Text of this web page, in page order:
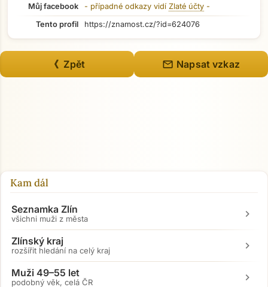
Můj facebook - případné odkazy vidí Zlaté účty -
Tento profil
https://znamost.cz/?id=624076
《 Zpět mail Napsat vzkaz
Kam dál
Seznamka Zlín
všichni muži z města chevron_right
Zlínský kraj
rozšířit hledání na celý kraj chevron_right
Muži 49–55 let
podobný věk, celá ČR chevron_right